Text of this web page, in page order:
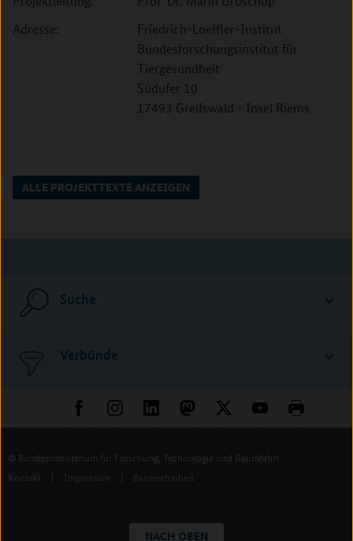
Adresse:
Friedrich-Loeffler-Institut
Bundesforschungsinstitut für
Tiergesundheit
Südufer 10
17493 Greifswald - Insel Riems
ALLE PROJEKTTEXTE ANZEIGEN
Suche
Verbünde
© Bundesministerium für Forschung, Technologie und Raumfahrt
Kontakt
| Impressum | Barrierefreiheit
NACH OBEN